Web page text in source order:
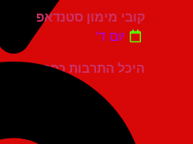
היכל התרבות כפר סבא
קובי מימון סטנדאפ
יום ד'